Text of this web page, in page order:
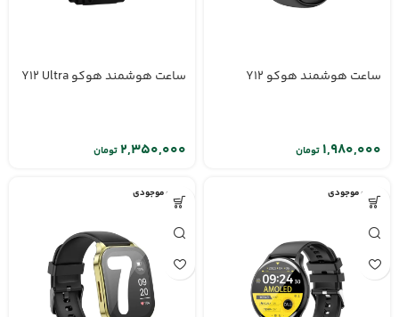
ساعت هوشمند هوکو Y12
تومان
ساعت هوشمند هوکو Y12 Ultra
تومان
اتمام موجودی اتمام موجودی